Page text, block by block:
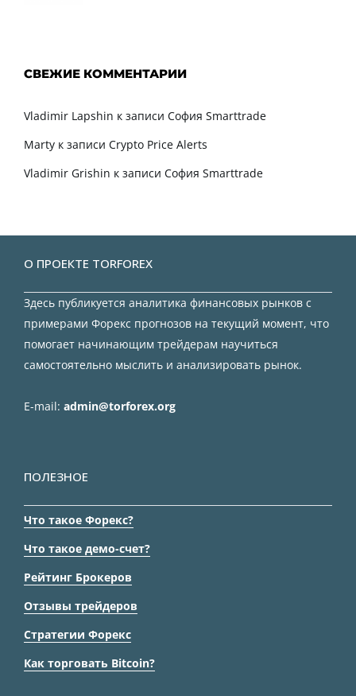
СВЕЖИЕ КОММЕНТАРИИ
Vladimir Lapshin к записи София Smarttrade
Marty к записи Crypto Price Alerts
Vladimir Grishin к записи София Smarttrade
О ПРОЕКТЕ TORFOREX
Здесь публикуется аналитика финансовых рынков с
примерами Форекс прогнозов на текущий момент, что
помогает начинающим трейдерам научиться
самостоятельно мыслить и анализировать рынок.
E-mail: admin@torforex.org
ПОЛЕЗНОЕ
Что такое Форекс?
Что такое демо-счет?
Рейтинг Брокеров
Отзывы трейдеров
Стратегии Форекс
Как торговать Bitcoin?